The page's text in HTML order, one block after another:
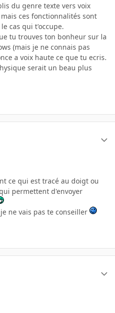
du genre texte vers voix
ces fonctionnalités sont
cas qui t'occupe.
tu trouves ton bonheur sur la
(mais je ne connais pas
a voix haute ce que tu ecris.
serait un beau plus
ce qui est tracé au doigt ou
permettent d'envoyer
ne vais pas te conseiller